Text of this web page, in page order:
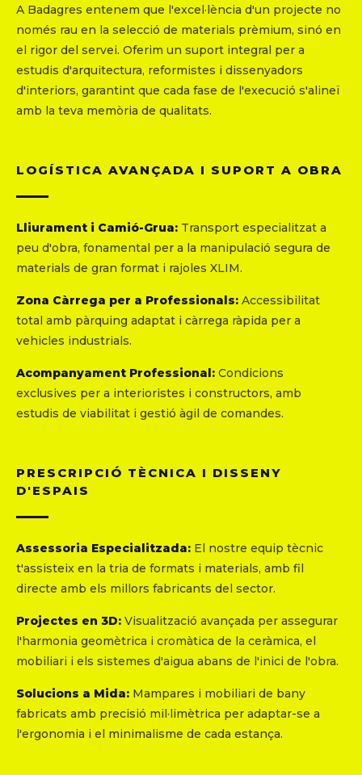
A Badagres entenem que l'excel·lència d'un projecte no
només rau en la selecció de materials prèmium, sinó en
el rigor del servei. Oferim un suport integral per a
estudis d'arquitectura, reformistes i dissenyadors
d'interiors, garantint que cada fase de l'execució s'alineï
amb la teva memòria de qualitats.
LOGÍSTICA AVANÇADA I SUPORT A OBRA
Lliurament i Camió-Grua: Transport especialitzat a
peu d'obra, fonamental per a la manipulació segura de
materials de gran format i rajoles XLIM.
Zona Càrrega per a Professionals: Accessibilitat
total amb pàrquing adaptat i càrrega ràpida per a
vehicles industrials.
Acompanyament Professional: Condicions
exclusives per a interioristes i constructors, amb
estudis de viabilitat i gestió àgil de comandes.
PRESCRIPCIÓ TÈCNICA I DISSENY
D'ESPAIS
Assessoria Especialitzada: El nostre equip tècnic
t'assisteix en la tria de formats i materials, amb fil
directe amb els millors fabricants del sector.
Projectes en 3D: Visualització avançada per assegurar
l'harmonia geomètrica i cromàtica de la ceràmica, el
mobiliari i els sistemes d'aigua abans de l'inici de l'obra.
Solucions a Mida: Mampares i mobiliari de bany
fabricats amb precisió mil·limètrica per adaptar-se a
l'ergonomia i el minimalisme de cada estança.